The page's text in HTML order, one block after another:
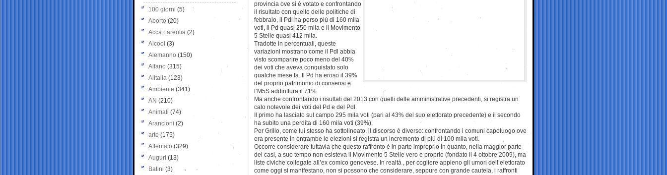
provincia ove si è votato e confrontando
il risultato con quello delle politiche di
febbraio, il Pdl ha perso più di 160 mila
voti, il Pd quasi 250 mila e il Movimento
5 Stelle quasi 412 mila.
Tradotte in percentuali, queste
variazioni mostrano come il Pdl abbia
visto scomparire poco meno del 40%
dei voti che aveva conquistato solo
qualche mese fa. Il Pd ha eroso il 39%
del proprio patrimonio di consensi e
l’M5S addirittura il 71%
Ma anche confrontando i risultati del 2013 con quelli delle amministrative precedenti, si registra un
calo notevole dei voti del Pd e del Pdl.
Il primo ha lasciato sul campo 295 mila voti (pari al 43% del suo elettorato precedente) e il secondo
ha subito una perdita di 160 mila voti (39%).
Per Grillo, come lui stesso ha sottolineato, il discorso è diverso: confrontando i comuni capoluogo ove
era presente in entrambe le elezioni si registra un incremento di più di 100 mila voti.
Occorre considerare tuttavia che questo raffronto è in parte improprio in quanto, nella maggior parte
dei casi, a suo tempo non esisteva il Movimento 5 Stelle vero e proprio (fondato il 4 ottobre 2009), ma
liste civiche collegate all’ex comico genovese. In realtà , per cogliere appieno gli umori dell’elettorato
come oggi si manifestano, non si possono che considerare, seppure con grande cautela, i raffronti
100 giorni (5)
Aborto (20)
Acca Larentia (2)
Alcool (3)
Alemanno (150)
Alfano (315)
Alitalia (123)
Ambiente (341)
AN (210)
Animali (74)
Arancioni (2)
arte (175)
Attentato (329)
Auguri (13)
Batini (3)